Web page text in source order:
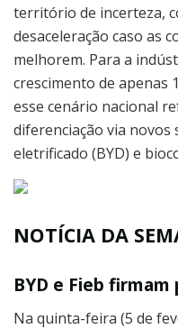
território de incerteza,
desaceleração caso as
melhorem. Para a
crescimento de apenas
esse cenário nacional
diferenciação via
eletrificado (BYD) e
NOTÍCIA DA
BYD e Fieb
Na quinta-feira (5 de